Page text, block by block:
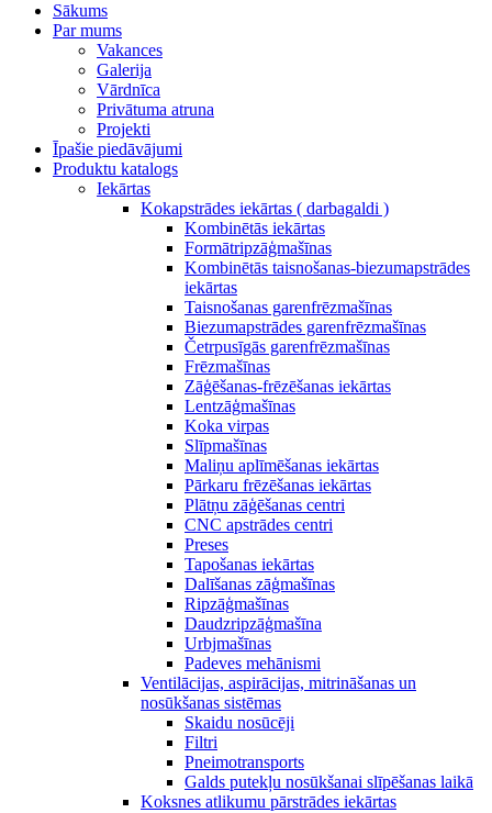
Sākums
Par mums
Vakances
Galerija
Vārdnīca
Privātuma atruna
Projekti
Īpašie piedāvājumi
Produktu katalogs
Iekārtas
Kokapstrādes iekārtas ( darbagaldi )
Kombinētās iekārtas
Formātripzāģmašīnas
Kombinētās taisnošanas-biezumapstrādes
iekārtas
Taisnošanas garenfrēzmašīnas
Biezumapstrādes garenfrēzmašīnas
Četrpusīgās garenfrēzmašīnas
Frēzmašīnas
Zāģēšanas-frēzēšanas iekārtas
Lentzāģmašīnas
Koka virpas
Slīpmašīnas
Maliņu aplīmēšanas iekārtas
Pārkaru frēzēšanas iekārtas
Plātņu zāģēšanas centri
CNC apstrādes centri
Preses
Tapošanas iekārtas
Dalīšanas zāģmašīnas
Ripzāģmašīnas
Daudzripzāģmašīna
Urbjmašīnas
Padeves mehānismi
Ventilācijas, aspirācijas, mitrināšanas un
nosūkšanas sistēmas
Skaidu nosūcēji
Filtri
Pneimotransports
Galds putekļu nosūkšanai slīpēšanas laikā
Koksnes atlikumu pārstrādes iekārtas